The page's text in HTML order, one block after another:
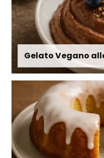
Gelato Vegano